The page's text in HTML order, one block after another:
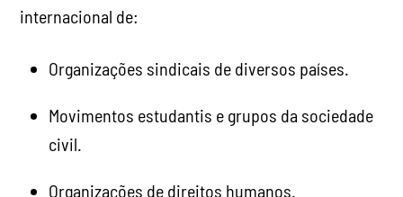
internacional de:
Organizações sindicais de diversos países.
Movimentos estudantis e grupos da sociedade
civil.
Organizações de direitos humanos.